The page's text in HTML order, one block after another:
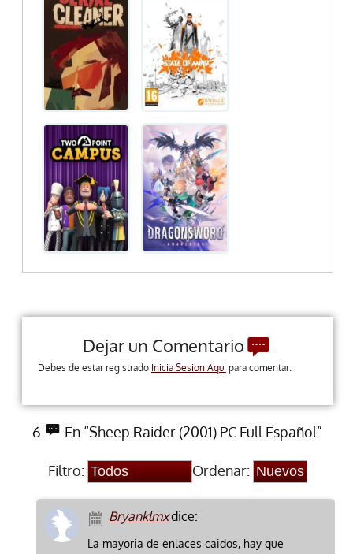
Dejar un Comentario
Debes de estar registrado Inicia Sesion Aqui para comentar.
6 En “Sheep Raider (2001) PC Full Español”
Filtro: Ordenar:
Bryanklmxdice:
La mayoria de enlaces caidos, hay que